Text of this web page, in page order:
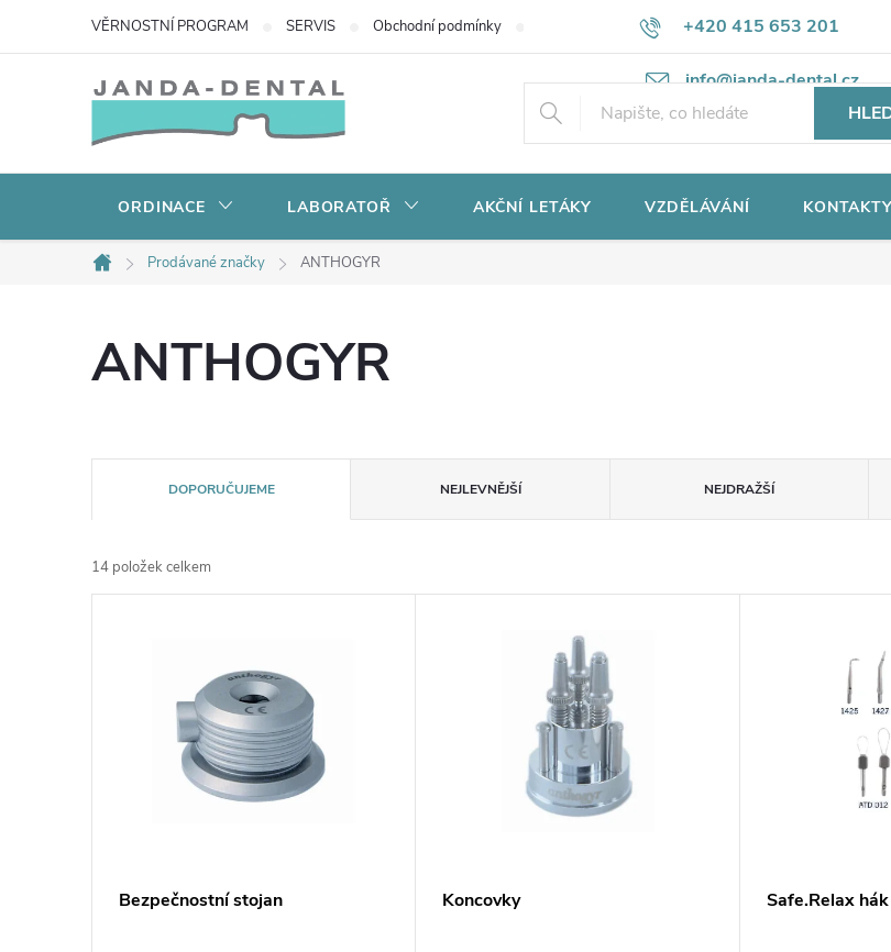
+420 415 653 201
info@janda-dental.cz
VĚRNOSTNÍ PROGRAM SERVIS Obchodní podmínky Potřebujete poradit? Ochrana osobních údajů
ORDINACE LABORATOŘ AKČNÍ LETÁKY VZDĚLÁVÁNÍ KONTAKTY
Domů
Prodávané značky ANTHOGYR
ANTHOGYR
a
z
DOPORUČUJEME NEJLEVNĚJŠÍ NEJDRAŽŠÍ
14 položek celkem
Bezpečnostní stojan Koncovky Safe.Relax